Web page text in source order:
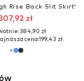
Rise Back Slit Skirt'
zł
384,90 zł
cena:199,43 zł